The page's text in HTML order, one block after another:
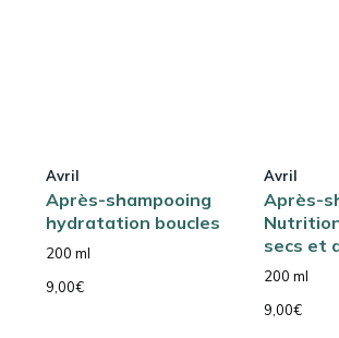
Avril
Après-shampooing
hydratation boucles
200 ml
9,00€
Avril
Après-
secs et
200 ml
9,00€